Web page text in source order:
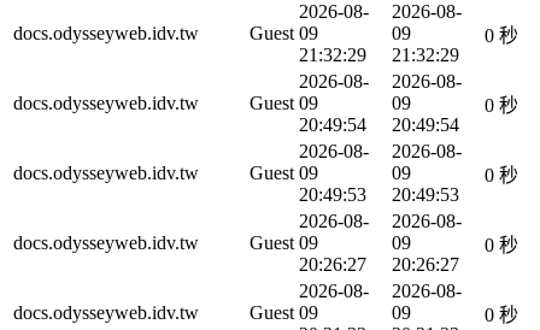
docs.odysseyweb.idv.tw Guest
2026-08-
09
21:32:29
2026-08-
09
21:32:29
0 秒
docs.odysseyweb.idv.tw Guest
2026-08-
09
20:49:54
2026-08-
09
20:49:54
0 秒
docs.odysseyweb.idv.tw Guest
2026-08-
09
20:49:53
2026-08-
09
20:49:53
0 秒
docs.odysseyweb.idv.tw Guest
2026-08-
09
20:26:27
2026-08-
09
20:26:27
0 秒
docs.odysseyweb.idv.tw Guest
2026-08-
09
2026-08-
09
0 秒